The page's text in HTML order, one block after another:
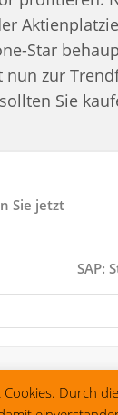
Star
nun zur
Sie
Sie jetzt
SAP:
Cookies. Durch